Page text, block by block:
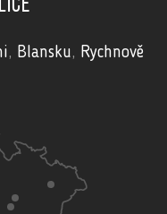
, Blansku, Rychnově